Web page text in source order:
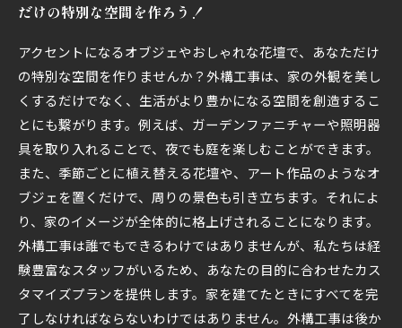
だけの特別な空間を作ろう！
アクセントになるオブジェやおしゃれな花壇で、あなただけ
の特別な空間を作りませんか？外構工事は、家の外観を美し
くするだけでなく、生活がより豊かになる空間を創造するこ
とにも繋がります。例えば、ガーデンファニチャーや照明器
具を取り入れることで、夜でも庭を楽しむことができます。
また、季節ごとに植え替える花壇や、アート作品のようなオ
ブジェを置くだけで、周りの景色も引き立ちます。それによ
り、家のイメージが全体的に格上げされることになります。
外構工事は誰でもできるわけではありませんが、私たちは経
験豊富なスタッフがいるため、あなたの目的に合わせたカス
タマイズプランを提供します。家を建てたときにすべてを完
了しなければならないわけではありません。外構工事は後か